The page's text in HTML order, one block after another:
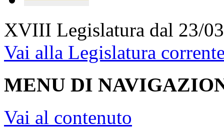
XVIII Legislatura dal 23/
Vai alla Legislatura
MENU DI
Vai al contenuto